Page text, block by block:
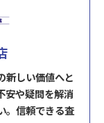
新しい価値へと
安や疑問を解消
。信頼できる査